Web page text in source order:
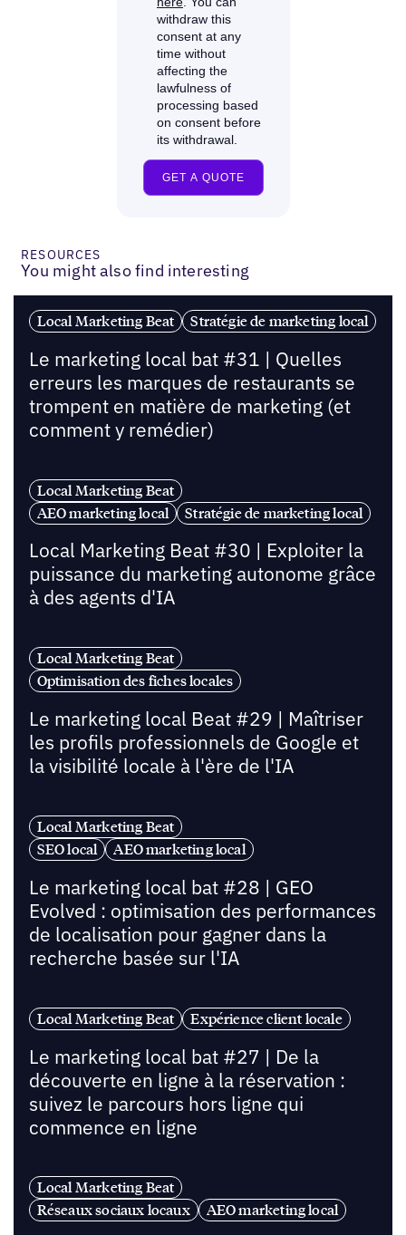
RESOURCES
You might also find interesting
Local Marketing Beat Stratégie de marketing local
Le marketing local bat #31 | Quelles
erreurs les marques de restaurants se
trompent en matière de marketing (et
comment y remédier)
Local Marketing Beat
AEO marketing local
Stratégie de marketing local
Local Marketing Beat #30 | Exploiter la
puissance du marketing autonome grâce
à des agents d'IA
Local Marketing Beat
Optimisation des fiches locales
Le marketing local Beat #29 | Maîtriser
les profils professionnels de Google et
la visibilité locale à l'ère de l'IA
Local Marketing Beat
SEO local
AEO marketing local
Le marketing local bat #28 | GEO
Evolved : optimisation des performances
de localisation pour gagner dans la
recherche basée sur l'IA
Local Marketing Beat Expérience client locale
Le marketing local bat #27 | De la
découverte en ligne à la réservation :
suivez le parcours hors ligne qui
commence en ligne
Local Marketing Beat
Réseaux sociaux locaux
AEO marketing local